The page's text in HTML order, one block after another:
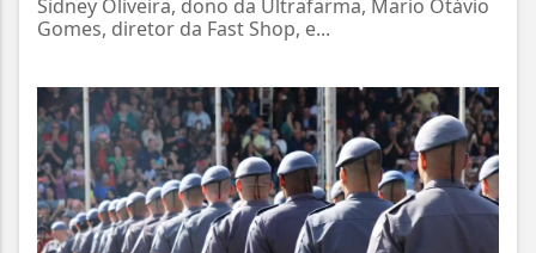
Sidney Oliveira, dono da Ultrafarma, Mario Otávio
Gomes, diretor da Fast Shop, e...